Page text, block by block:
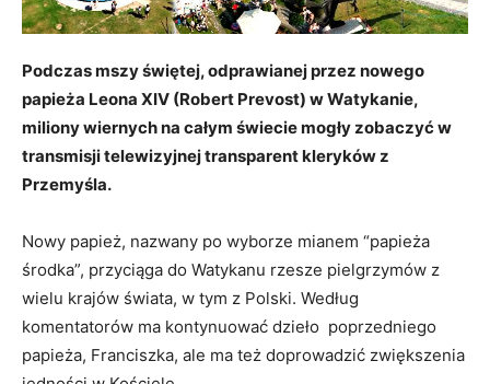
Podczas mszy świętej, odprawianej przez nowego
papieża Leona XIV (Robert Prevost) w Watykanie,
miliony wiernych na całym świecie mogły zobaczyć w
transmisji telewizyjnej transparent kleryków z
Przemyśla.
Nowy papież, nazwany po wyborze mianem “papieża
środka”, przyciąga do Watykanu rzesze pielgrzymów z
wielu krajów świata, w tym z Polski. Według
komentatorów ma kontynuować dzieło poprzedniego
papieża, Franciszka, ale ma też doprowadzić zwiększenia